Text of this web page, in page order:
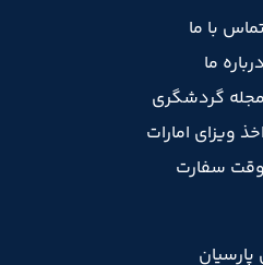
تماس با ما
درباره ما
مجله گردشگری
اخذ ویزای امارات
وقت سفارت
پارسیان